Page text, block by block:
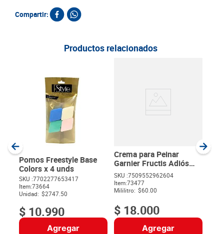
Compartir:
Productos relacionados
Pomos Freestyle Base
Colors x 4 unds
SKU :7702277653417
Item:73664
Unidad: $2747.50
$ 10.990
Agregar
Crema para Peinar
Garnier Fructis Adiós
Esponjado x 300 ml
SKU :7509552962604
Item:73477
Mililitro: $60.00
$ 18.000
Agregar